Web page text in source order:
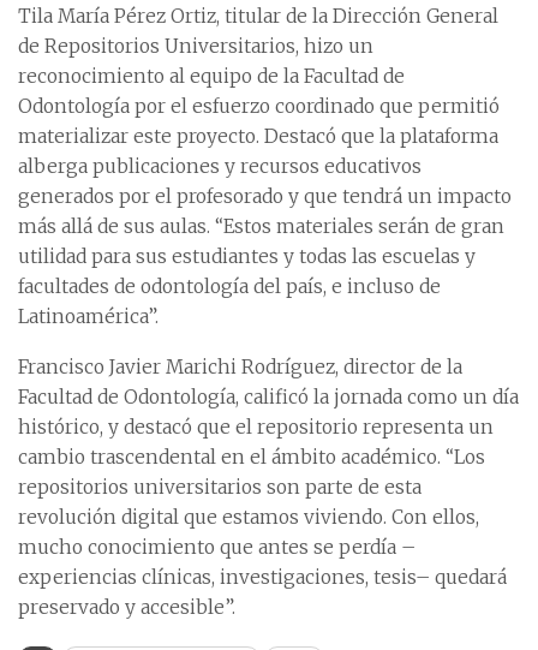
Tila María Pérez Ortiz, titular de la Dirección General
de Repositorios Universitarios, hizo un
reconocimiento al equipo de la Facultad de
Odontología por el esfuerzo coordinado que permitió
materializar este proyecto. Destacó que la plataforma
alberga publicaciones y recursos educativos
generados por el profesorado y que tendrá un impacto
más allá de sus aulas. “Estos materiales serán de gran
utilidad para sus estudiantes y todas las escuelas y
facultades de odontología del país, e incluso de
Latinoamérica”.
Francisco Javier Marichi Rodríguez, director de la
Facultad de Odontología, calificó la jornada como un día
histórico, y destacó que el repositorio representa un
cambio trascendental en el ámbito académico. “Los
repositorios universitarios son parte de esta
revolución digital que estamos viviendo. Con ellos,
mucho conocimiento que antes se perdía –
experiencias clínicas, investigaciones, tesis– quedará
preservado y accesible”.